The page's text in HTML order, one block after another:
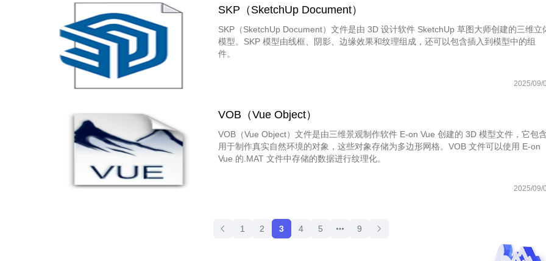
SKP（SketchUp Document）
SKP（SketchUp Document）文件是由 3D 设计软件 SketchUp 草图大师创建的三维立
模型。SKP 模型由线框、阴影、边缘效果和纹理组成，还可以包含插入到模型中的组
件。
2025/09/
VOB（Vue Object）
VOB（Vue Object）文件是由三维景观制作软件 E-on Vue 创建的 3D 模型文件，它包含
用于制作真实自然环境的对象，这些对象存储为多边形网格。VOB 文件可以使用 E-on
Vue 的.MAT 文件中存储的数据进行纹理化。
2025/09/
1 2 3 4 5 9